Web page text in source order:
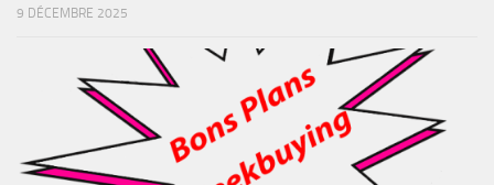
9 DÉCEMBRE 2025